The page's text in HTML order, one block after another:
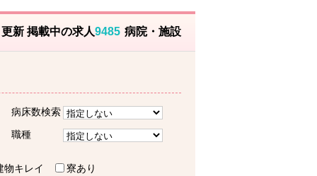
新 掲載中の求人9485 病院・施設
病床数検索
職種
物キレイ 寮あり